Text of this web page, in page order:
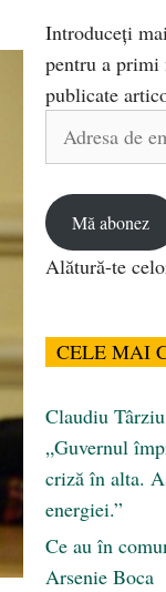
Introduceți
pentru a
publicate
Adresa
Mă abonez
Alătură-te
CELE MAI
Claudiu
„Guvernul
criză în alta.
energiei.”
Ce au în
Arsenie Boca